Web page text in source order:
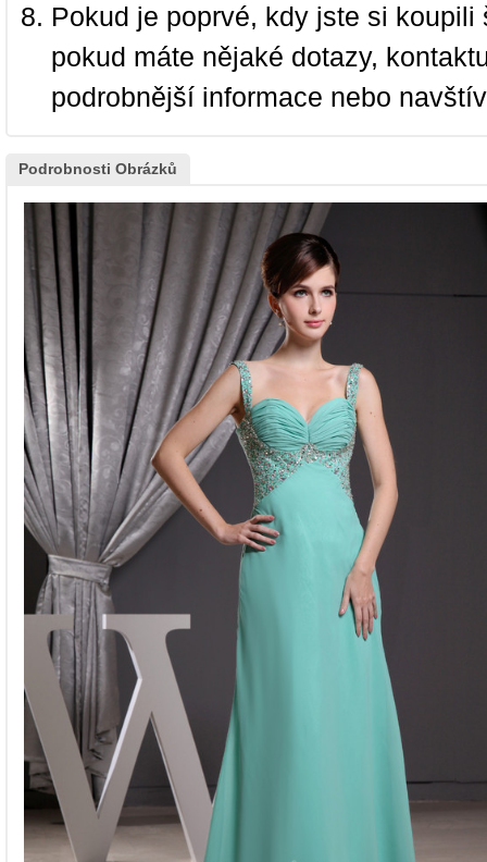
Pokud je poprvé, kdy jste si
pokud máte nějaké dotazy,
podrobnější informace nebo
Podrobnosti Obrázků